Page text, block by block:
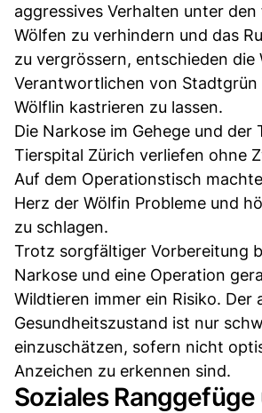
aggressives Verhalten unter
Wölfen zu verhindern und das
zu vergrössern, entschieden die
Verantwortlichen von
Wölflin kastrieren zu lassen.
Die Narkose im Gehege und der
Tierspital Zürich verliefen ohne
Auf dem Operationstisch
Herz der Wölfin Probleme und
zu schlagen.
Trotz sorgfältiger Vorbereitung
Narkose und eine Operation
Wildtieren immer ein Risiko. Der
Gesundheitszustand ist nur
einzuschätzen, sofern nicht
Anzeichen zu erkennen sind.
Soziales